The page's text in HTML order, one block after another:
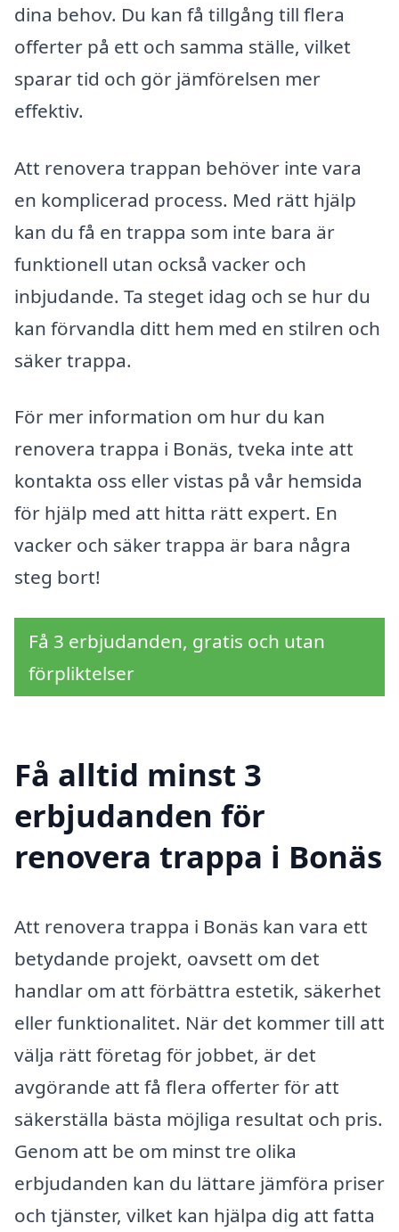
dina behov. Du kan få tillgång till flera
offerter på ett och samma ställe, vilket
sparar tid och gör jämförelsen mer
effektiv.
Att renovera trappan behöver inte vara
en komplicerad process. Med rätt hjälp
kan du få en trappa som inte bara är
funktionell utan också vacker och
inbjudande. Ta steget idag och se hur du
kan förvandla ditt hem med en stilren och
säker trappa.
För mer information om hur du kan
renovera trappa i Bonäs, tveka inte att
kontakta oss eller vistas på vår hemsida
för hjälp med att hitta rätt expert. En
vacker och säker trappa är bara några
steg bort!
Få 3 erbjudanden, gratis och utan
förpliktelser
Få alltid minst 3
erbjudanden för
renovera trappa i Bonäs
Att renovera trappa i Bonäs kan vara ett
betydande projekt, oavsett om det
handlar om att förbättra estetik, säkerhet
eller funktionalitet. När det kommer till att
välja rätt företag för jobbet, är det
avgörande att få flera offerter för att
säkerställa bästa möjliga resultat och pris.
Genom att be om minst tre olika
erbjudanden kan du lättare jämföra priser
och tjänster, vilket kan hjälpa dig att fatta